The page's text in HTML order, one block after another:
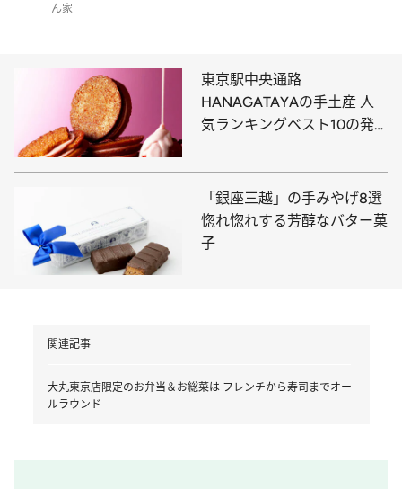
ん家
東京駅中央通路
HANAGATAYAの手土産 人
気ランキングベスト10の発
「銀座三越」の手みやげ8選
惚れ惚れする芳醇なバター菓
子
関連記事
大丸東京店限定のお弁当＆お総菜は フレンチから寿司までオー
ルラウンド